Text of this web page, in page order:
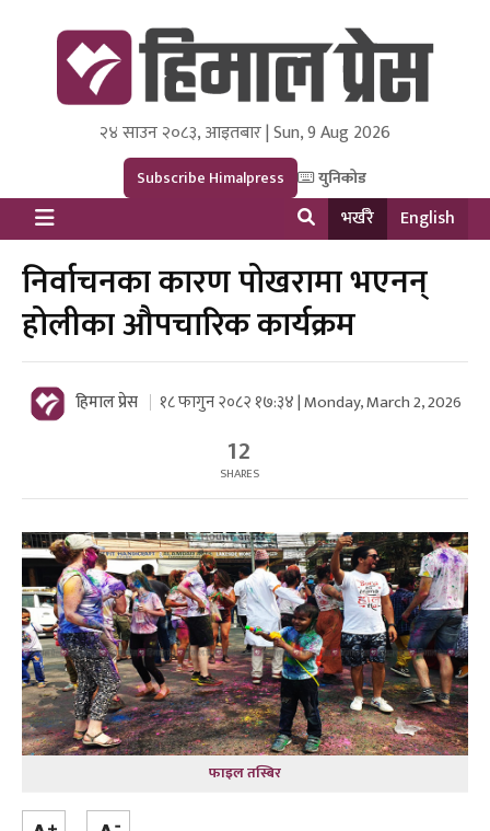
Himal Press
Dot NewsyNepal Media and Research Pvt Ltd.
२४ साउन २०८३, आइतबार | Sun, 9 Aug 2026
Subscribe Himalpress युनिकोड
भर्खरै English
निर्वाचनका कारण पोखरामा भएनन्
होलीका औपचारिक कार्यक्रम
हिमाल प्रेस १८ फागुन २०८२ १७:३४ | Monday, March 2, 2026
12
SHARES
फाइल तस्बिर